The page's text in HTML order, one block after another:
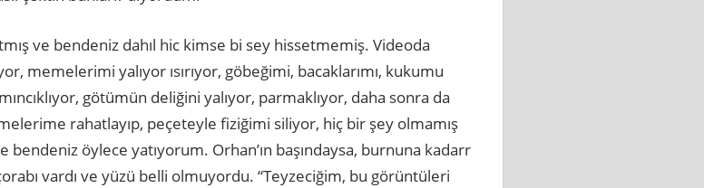
ve bendeniz dahıl hic kimse bi sey hissetmemiş. Videoda
memelerimi yalıyor ısırıyor, göbeğimi, bacaklarımı, kukumu
götümün deliğini yalıyor, parmaklıyor, daha sonra da
rahatlayıp, peçeteyle fiziğimi siliyor, hiç bir şey olmamış
öylece yatıyorum. Orhan’ın başındaysa, burnuna kadarr
vardı ve yüzü belli olmuyordu. “Teyzeciğim, bu görüntüleri